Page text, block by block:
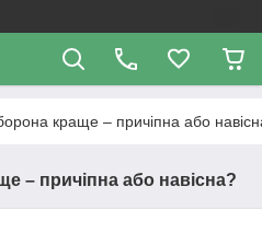
краще – причіпна або
– причіпна або навісна?